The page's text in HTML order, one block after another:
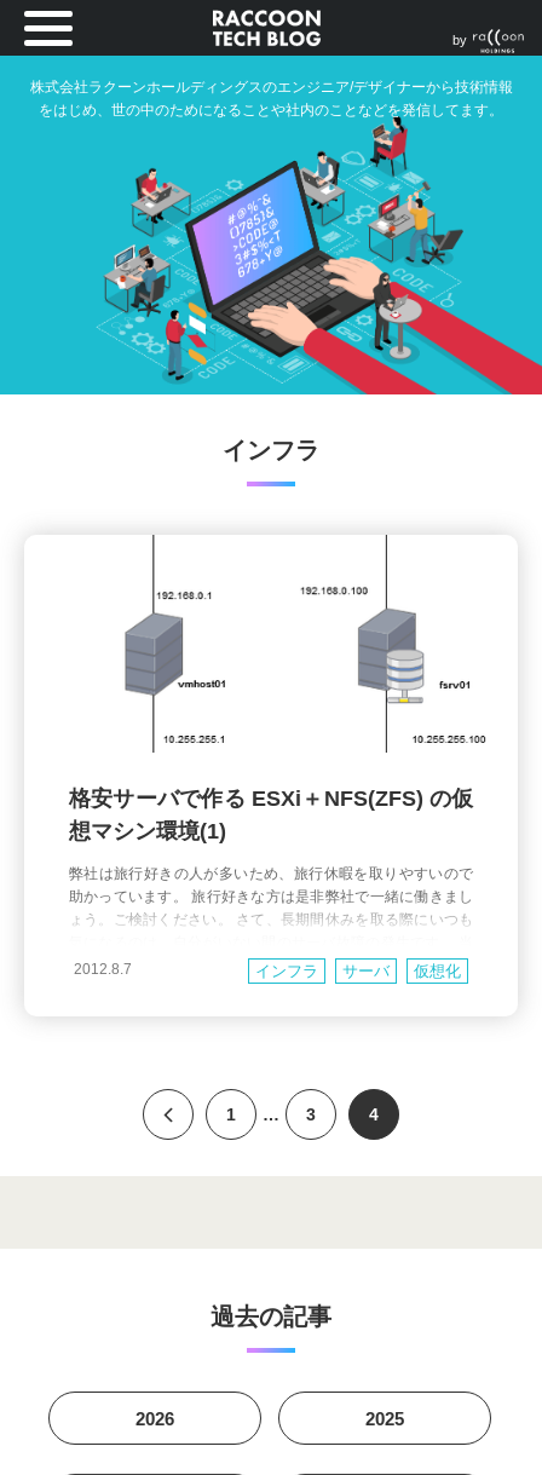
株式会社ラクーンホールディングスのエンジニア/デザイナーから技術情報
をはじめ、世の中のためになることや社内のことなどを発信してます。
by
インフラ
格安サーバで作る ESXi＋NFS(ZFS) の仮
想マシン環境(1)
弊社は旅行好きの人が多いため、旅行休暇を取りやすいので
助かっています。 旅行好きな方は是非弊社で一緒に働きまし
ょう。ご検討ください。 さて、長期間休みを取る際にいつも
然ながら冗長化ができている公開系に比べると、どうしても
対策が後回しになりがちな開発系や、 ちょっとした社内サー
2012.8.7 インフラ サーバ 仮想化
1 … 3 4
過去の記事
2026 2025